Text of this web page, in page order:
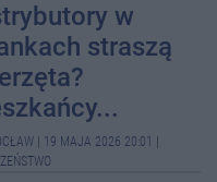
w
straszą
19 MAJA 2026 20:01